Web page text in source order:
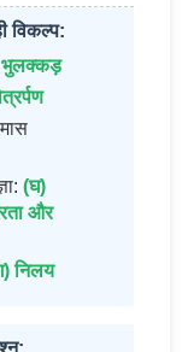
विकल्प:
भुलक्कड़
(घ)
और
निलय